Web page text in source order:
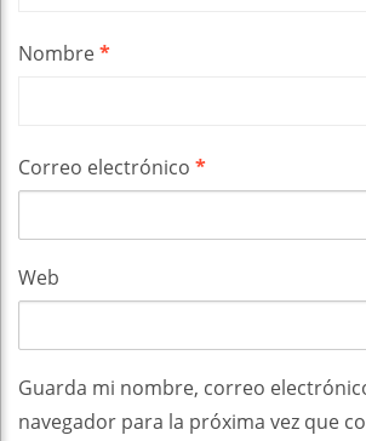
Nombre*
Correo electrónico *
Web
Guarda mi nombre, correo
navegador para la próxima vez que